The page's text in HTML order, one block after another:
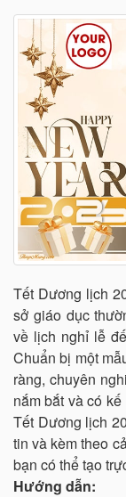
Tết Dương lịch
sở giáo dục
về lịch nghỉ lễ
Chuẩn bị một
ràng, chuyên
nắm bắt và có
Tết Dương lịch
tin và kèm theo
bạn có thể tạo
Hướng dẫn: